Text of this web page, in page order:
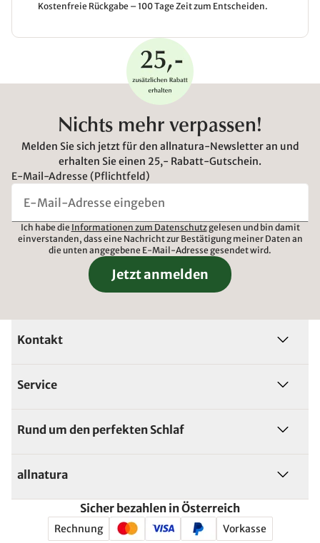
Kostenfreie Rückgabe – 100 Tage Zeit zum Entscheiden.
Nichts mehr verpassen!
Melden Sie sich jetzt für den allnatura-Newsletter an und
erhalten Sie einen 25,- Rabatt-Gutschein.
E-Mail-Adresse (Pflichtfeld)
Ich habe die Informationen zum Datenschutzgelesen und bin damit
einverstanden, dass eine Nachricht zur Bestätigung meiner Daten an
die unten angegebene E-Mail-Adresse gesendet wird.
Jetzt anmelden
Kontakt
Service
Rund um den perfekten Schlaf
allnatura
Sicher bezahlen in Österreich
Rechnung Vorkasse